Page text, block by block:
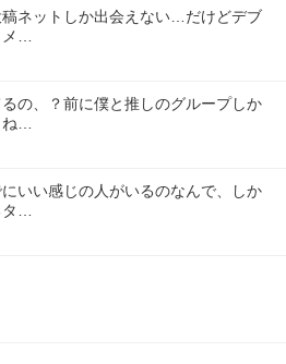
ネットしか出会えない…だけどデブ
…
の、？前に僕と推しのグループしか
…
いい感じの人がいるのなんで、しか
…